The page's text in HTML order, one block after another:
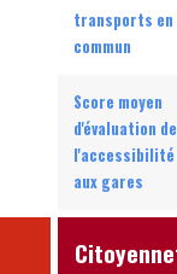
transports en
commun
Score moyen
d'évaluation de
l'accessibilité
aux gares